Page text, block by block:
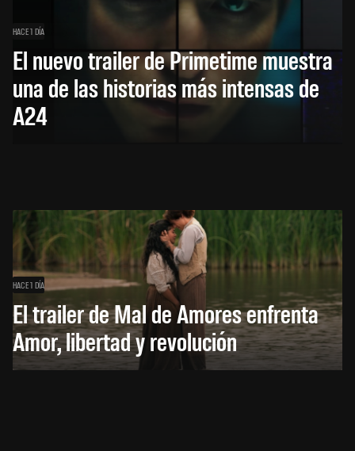
HACE 1 DÍA
El nuevo trailer de Primetime muestra
una de las historias más intensas de
A24
HACE 1 DÍA
El trailer de Mal de Amores enfrenta
Amor, libertad y revolución